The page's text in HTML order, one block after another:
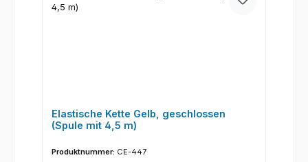
Elastische Kette Gelb, geschlossen
(Spule mit 4,5 m)
Produktnummer: CE-447